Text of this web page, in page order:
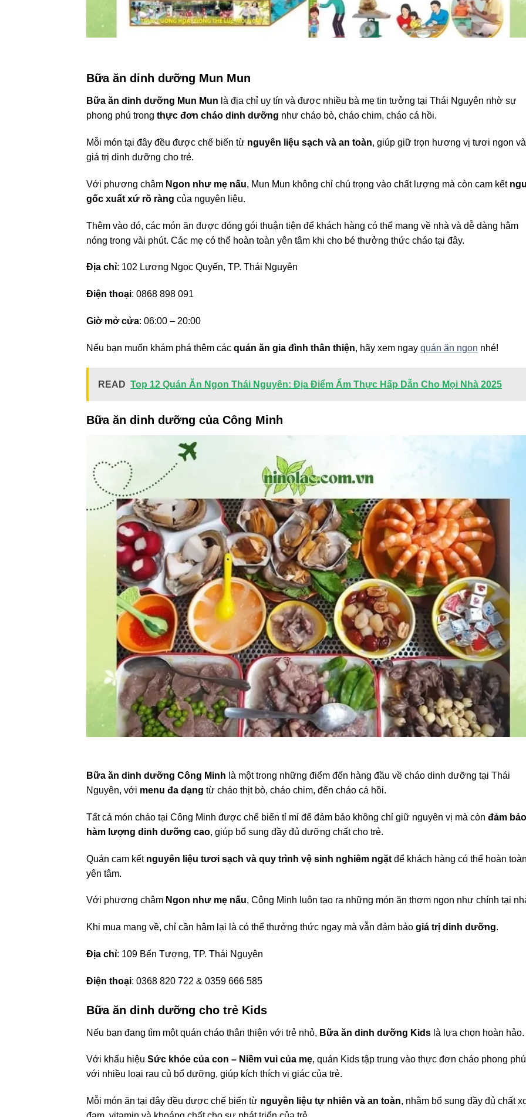
Bữa ăn dinh dưỡng Mun Mun
Bữa ăn dinh dưỡng Mun Mun là địa chỉ uy tín và được nhiều bà mẹ tin tưởng tại Thái Nguyên nhờ sự
phong phú trong thực đơn cháo dinh dưỡng như cháo bò, cháo chim, cháo cá hồi.
Mỗi món tại đây đều được chế biến từ nguyên liệu sạch và an toàn, giúp giữ trọn hương vị tươi ngon và
giá trị dinh dưỡng cho trẻ.
Với phương châm Ngon như mẹ nấu, Mun Mun không chỉ chú trọng vào chất lượng mà còn cam kết
gốc xuất xứ rõ ràng của nguyên liệu.
Thêm vào đó, các món ăn được đóng gói thuận tiện để khách hàng có thể mang về nhà và dễ dàng hâm
nóng trong vài phút. Các mẹ có thể hoàn toàn yên tâm khi cho bé thưởng thức cháo tại đây.
Địa chỉ: 102 Lương Ngọc Quyến, TP. Thái Nguyên
Điện thoại: 0868 898 091
Giờ mở cửa: 06:00 – 20:00
Nếu bạn muốn khám phá thêm các quán ăn gia đình thân thiện, hãy xem ngay quán ăn ngon nhé!
READ Top 12 Quán Ăn Ngon Thái Nguyên: Địa Điểm Ẩm Thực Hấp Dẫn Cho Mọi Nhà 2025
Bữa ăn dinh dưỡng của Công Minh
Bữa ăn dinh dưỡng Công Minh là một trong những điểm đến hàng đầu về cháo dinh dưỡng tại Thái
Nguyên, với menu đa dạng từ cháo thịt bò, cháo chim, đến cháo cá hồi.
Tất cả món cháo tại Công Minh được chế biến tỉ mỉ để đảm bảo không chỉ giữ nguyên vị mà còn đảm bảo
hàm lượng dinh dưỡng cao, giúp bổ sung đầy đủ dưỡng chất cho trẻ.
Quán cam kết nguyên liệu tươi sạch và quy trình vệ sinh nghiêm ngặt để khách hàng có thể hoàn
yên tâm.
Với phương châm Ngon như mẹ nấu, Công Minh luôn tạo ra những món ăn thơm ngon như chính tại
Khi mua mang về, chỉ cần hâm lại là có thể thưởng thức ngay mà vẫn đảm bảo giá trị dinh dưỡng.
Địa chỉ: 109 Bến Tượng, TP. Thái Nguyên
Điện thoại: 0368 820 722 & 0359 666 585
Bữa ăn dinh dưỡng cho trẻ Kids
Nếu bạn đang tìm một quán cháo thân thiện với trẻ nhỏ, Bữa ăn dinh dưỡng Kids là lựa chọn hoàn hảo.
Với khẩu hiệu Sức khỏe của con – Niềm vui của mẹ, quán Kids tập trung vào thực đơn cháo phong phú
với nhiều loại rau củ bổ dưỡng, giúp kích thích vị giác của trẻ.
Mỗi món ăn tại đây đều được chế biến từ nguyên liệu tự nhiên và an toàn, nhằm bổ sung đầy đủ chất